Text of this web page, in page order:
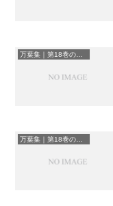
万葉集｜第18巻の和歌一覧
万葉集｜第18巻の和歌一覧